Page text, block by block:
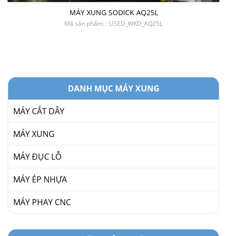
DANH MỤC MÁY XUNG
MÁY CẮT DÂY
MÁY XUNG
MÁY ĐỤC LỖ
MÁY ÉP NHỰA
MÁY PHAY CNC
MÁY XUNG SODICK AQ25L
Mã sản phẩm: : USED_WKD_AQ25L